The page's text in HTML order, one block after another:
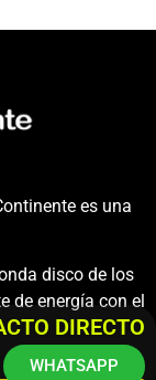
es una
disco de los
de energía con el
DIRECTO
WHATSAPP